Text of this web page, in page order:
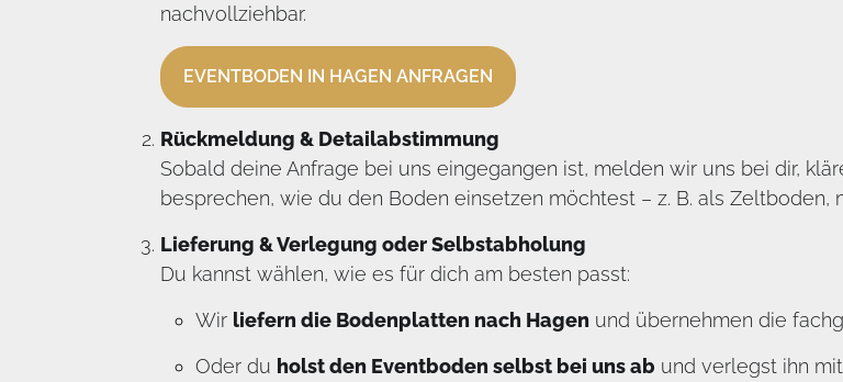
nachvollziehbar.
EVENTBODEN IN HAGEN ANFRAGEN
Rückmeldung & Detailabstimmung
Sobald deine Anfrage bei uns eingegangen ist, melden wir uns bei dir,
besprechen, wie du den Boden einsetzen möchtest – z. B. als Zeltboden,
Lieferung & Verlegung oder Selbstabholung
Du kannst wählen, wie es für dich am besten passt:
Wir liefern die Bodenplatten nach Hagen und übernehmen die
Oder du holst den Eventboden selbst bei uns ab und verlegst ihn